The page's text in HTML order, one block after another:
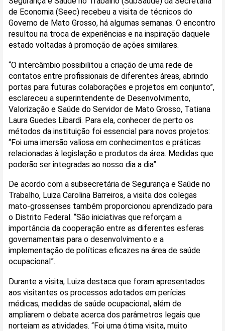
de Economia (Seec) recebeu a visita de técnicos do
Governo de Mato Grosso, há algumas semanas. O encontro
resultou na troca de experiências e na inspiração daquele
estado voltadas à promoção de ações similares.
“O intercâmbio possibilitou a criação de uma rede de
contatos entre profissionais de diferentes áreas, abrindo
portas para futuras colaborações e projetos em conjunto”,
esclareceu a superintendente de Desenvolvimento,
Valorização e Saúde do Servidor de Mato Grosso, Tatiana
Laura Guedes Libardi. Para ela, conhecer de perto os
métodos da instituição foi essencial para novos projetos:
“Foi uma imersão valiosa em conhecimentos e práticas
relacionadas à legislação e produtos da área. Medidas que
poderão ser integradas ao nosso dia a dia”.
De acordo com a subsecretária de Segurança e Saúde no
Trabalho, Luiza Carolina Barreiros, a visita dos colegas
mato-grossenses também proporcionou aprendizado para
o Distrito Federal. “São iniciativas que reforçam a
importância da cooperação entre as diferentes esferas
governamentais para o desenvolvimento e a
implementação de políticas eficazes na área de saúde
ocupacional”.
Durante a visita, Luiza destaca que foram apresentados
aos visitantes os processos adotados em perícias
médicas, medidas de saúde ocupacional, além de
ampliarem o debate acerca dos parâmetros legais que
norteiam as atividades. “Foi uma ótima visita, muito